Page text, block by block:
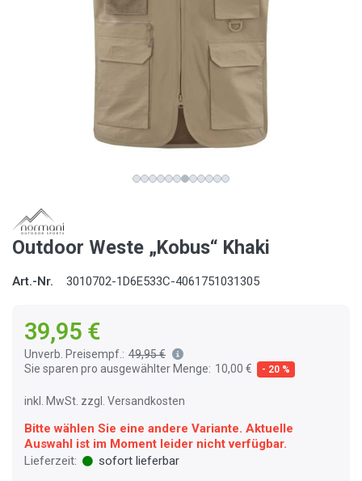
Outdoor Weste „Kobus“ Khaki
Art.-Nr. 3010702-1D6E533C-4061751031305
39,95 €
Unverb. Preisempf.: 49,95 €
Sie sparen pro ausgewählter Menge: 10,00 € - 20 %
inkl. MwSt. zzgl. Versandkosten
Bitte wählen Sie eine andere Variante. Aktuelle
Auswahl ist im Moment leider nicht verfügbar.
Lieferzeit:
sofort lieferbar